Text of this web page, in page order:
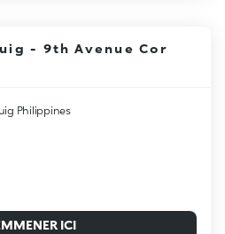
- 9th Avenue Cor
Philippines
ICI